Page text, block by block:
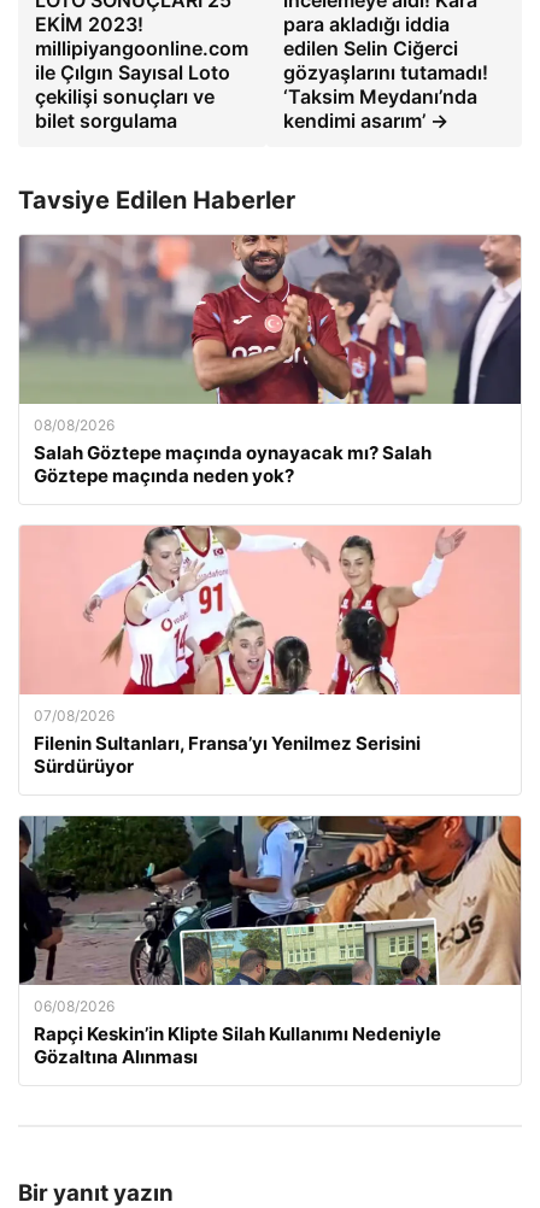
EKİM 2023!
millipiyangoonline.com
ile Çılgın Sayısal Loto
çekilişi sonuçları ve
bilet sorgulama
para akladığı iddia
edilen Selin Ciğerci
gözyaşlarını tutamadı!
‘Taksim Meydanı’nda
kendimi asarım’ →
Tavsiye Edilen Haberler
08/08/2026
Salah Göztepe maçında oynayacak mı? Salah
Göztepe maçında neden yok?
07/08/2026
Filenin Sultanları, Fransa’yı Yenilmez Serisini
Sürdürüyor
06/08/2026
Rapçi Keskin’in Klipte Silah Kullanımı Nedeniyle
Gözaltına Alınması
Bir yanıt yazın